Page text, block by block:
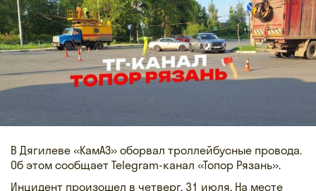
В Дягилеве «КамАЗ» оборвал троллейбусные провода.
Об этом сообщает Telegram-канал «Топор Рязань».
Инцидент произошел в четверг, 31 июля. На месте